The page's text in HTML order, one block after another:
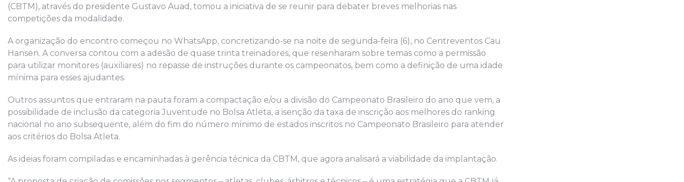
(CBTM), através do presidente Gustavo Auad, tomou a iniciativa de se reunir para debater breves melhorias nas
competições da modalidade.
A organização do encontro começou no WhatsApp, concretizando-se na noite de segunda-feira (6), no Centreventos Cau
Hansen. A conversa contou com a adesão de quase trinta treinadores, que resenharam sobre temas como a permissão
para utilizar monitores (auxiliares) no repasse de instruções durante os campeonatos, bem como a definição de uma idade
mínima para esses ajudantes.
Outros assuntos que entraram na pauta foram a compactação e/ou a divisão do Campeonato Brasileiro do ano que vem, a
possibilidade de inclusão da categoria Juventude no Bolsa Atleta, a isenção da taxa de inscrição aos melhores do ranking
nacional no ano subsequente, além do fim do número mínimo de estados inscritos no Campeonato Brasileiro para atender
aos critérios do Bolsa Atleta.
As ideias foram compiladas e encaminhadas à gerência técnica da CBTM, que agora analisará a viabilidade da implantação.